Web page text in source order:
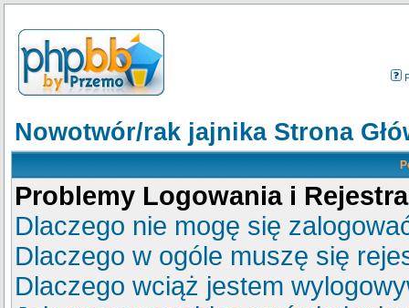
Nowotwór/rak jajnika Strona
Problemy Logowania i
Dlaczego nie mogę się
Dlaczego w ogóle muszę się
Dlaczego wciąż jestem